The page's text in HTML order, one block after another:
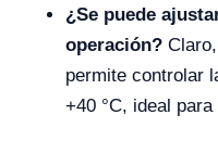
¿Se puede
operación?
permite controlar
+40 °C, ideal